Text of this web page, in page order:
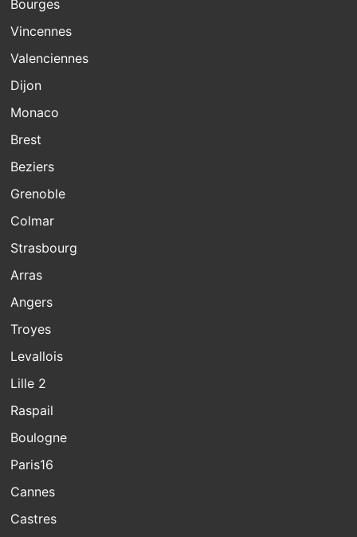
Bourges
Vincennes
Valenciennes
Dijon
Monaco
Brest
Beziers
Grenoble
Colmar
Strasbourg
Arras
Angers
Troyes
Levallois
Lille 2
Raspail
Boulogne
Paris16
Cannes
Castres